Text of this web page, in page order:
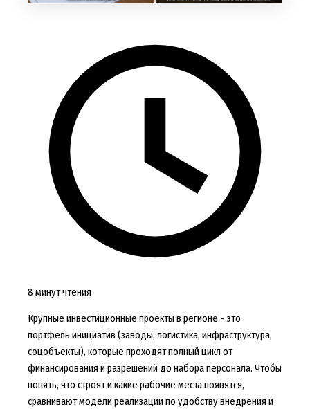
8 минут чтения
Крупные инвестиционные проекты в регионе - это
портфель инициатив (заводы, логистика, инфраструктура,
соцобъекты), которые проходят полный цикл от
финансирования и разрешений до набора персонала. Чтобы
понять, что строят и какие рабочие места появятся,
сравнивают модели реализации по удобству внедрения и